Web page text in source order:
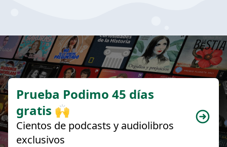
Prueba Podimo 45 días
gratis 🙌
Cientos de podcasts y audiolibros
exclusivos